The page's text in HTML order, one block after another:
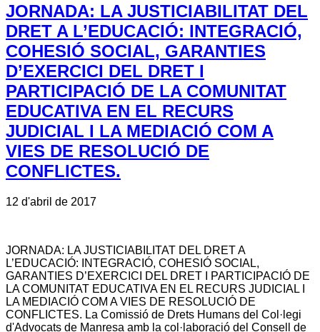
JORNADA: LA JUSTICIABILITAT DEL
DRET A L’EDUCACIÓ: INTEGRACIÓ,
COHESIÓ SOCIAL, GARANTIES
D’EXERCICI DEL DRET I
PARTICIPACIÓ DE LA COMUNITAT
EDUCATIVA EN EL RECURS
JUDICIAL I LA MEDIACIÓ COM A
VIES DE RESOLUCIÓ DE
CONFLICTES.
12 d'abril de 2017
JORNADA: LA JUSTICIABILITAT DEL DRET A
L’EDUCACIÓ: INTEGRACIÓ, COHESIÓ SOCIAL,
GARANTIES D’EXERCICI DEL DRET I PARTICIPACIÓ DE
LA COMUNITAT EDUCATIVA EN EL RECURS JUDICIAL I
LA MEDIACIÓ COM A VIES DE RESOLUCIÓ DE
CONFLICTES. La Comissió de Drets Humans del Col·legi
d'Advocats de Manresa amb la col·laboració del Consell de